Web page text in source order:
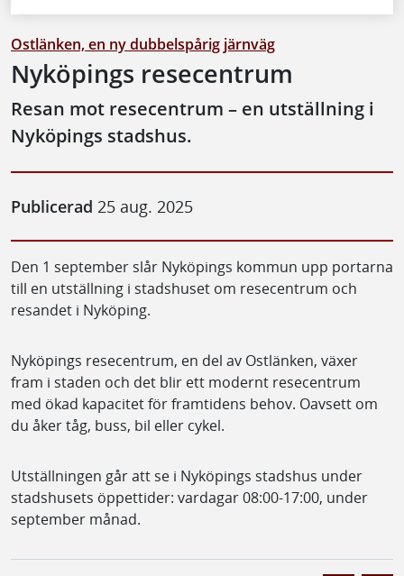
Ostlänken, en ny dubbelspårig järnväg
Nyköpings resecentrum
Resan mot resecentrum – en utställning i
Nyköpings stadshus.
Publicerad 25 aug. 2025
Den 1 september slår Nyköpings kommun upp portarna
till en utställning i stadshuset om resecentrum och
resandet i Nyköping.
Nyköpings resecentrum, en del av Ostlänken, växer
fram i staden och det blir ett modernt resecentrum
med ökad kapacitet för framtidens behov. Oavsett om
du åker tåg, buss, bil eller cykel.
Utställningen går att se i Nyköpings stadshus under
stadshusets öppettider: vardagar 08:00-17:00, under
september månad.